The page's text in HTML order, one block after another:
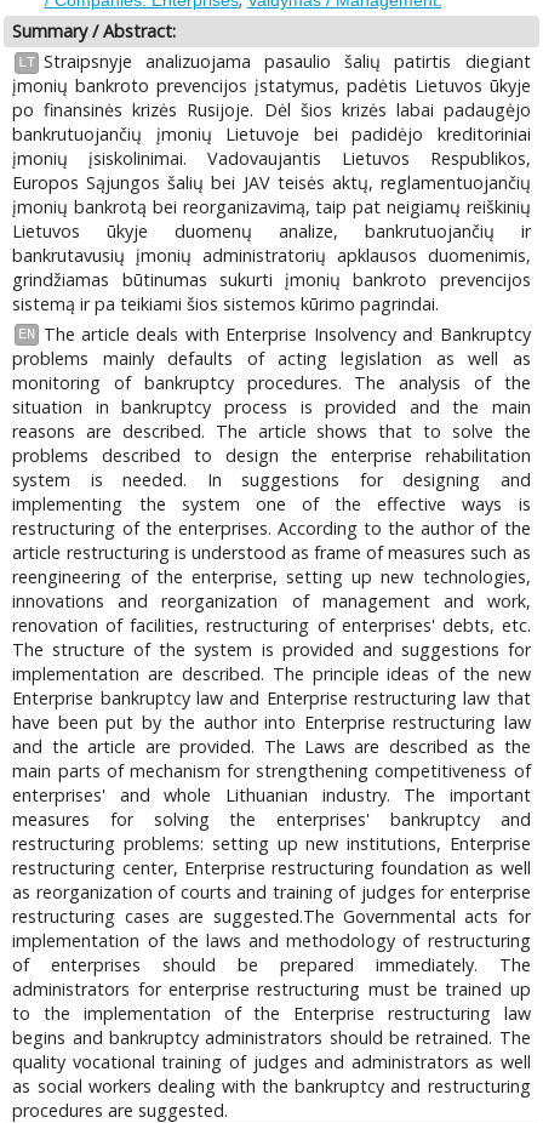
Summary / Abstract:
LT Straipsnyje analizuojama pasaulio šalių patirtis diegiant
įmonių bankroto prevencijos įstatymus, padėtis Lietuvos ūkyje
po finansinės krizės Rusijoje. Dėl šios krizės labai padaugėjo
bankrutuojančių įmonių Lietuvoje bei padidėjo kreditoriniai
įmonių įsiskolinimai. Vadovaujantis Lietuvos Respublikos,
Europos Sąjungos šalių bei JAV teisės aktų, reglamentuojančių
įmonių bankrotą bei reorganizavimą, taip pat neigiamų reiškinių
Lietuvos ūkyje duomenų analize, bankrutuojančių ir
bankrutavusių įmonių administratorių apklausos duomenimis,
grindžiamas būtinumas sukurti įmonių bankroto prevencijos
sistemą ir pa teikiami šios sistemos kūrimo pagrindai.
EN
The article deals with Enterprise Insolvency and Bankruptcy
problems mainly defaults of acting legislation as well as
monitoring of bankruptcy procedures. The analysis of the
situation in bankruptcy process is provided and the main
reasons are described. The article shows that to solve the
problems described to design the enterprise rehabilitation
system is needed. In suggestions for designing and
implementing the system one of the effective ways is
restructuring of the enterprises. According to the author of the
article restructuring is understood as frame of measures such as
reengineering of the enterprise, setting up new technologies,
innovations and reorganization of management and work,
renovation of facilities, restructuring of enterprises' debts, etc.
The structure of the system is provided and suggestions for
implementation are described. The principle ideas of the new
Enterprise bankruptcy law and Enterprise restructuring law that
have been put by the author into Enterprise restructuring law
and the article are provided. The Laws are described as the
main parts of mechanism for strengthening competitiveness of
enterprises' and whole Lithuanian industry. The important
measures for solving the enterprises' bankruptcy and
restructuring problems: setting up new institutions, Enterprise
restructuring center, Enterprise restructuring foundation as well
as reorganization of courts and training of judges for enterprise
restructuring cases are suggested.The Governmental acts for
implementation of the laws and methodology of restructuring
of enterprises should be prepared immediately. The
administrators for enterprise restructuring must be trained up
to the implementation of the Enterprise restructuring law
begins and bankruptcy administrators should be retrained. The
quality vocational training of judges and administrators as well
as social workers dealing with the bankruptcy and restructuring
procedures are suggested.